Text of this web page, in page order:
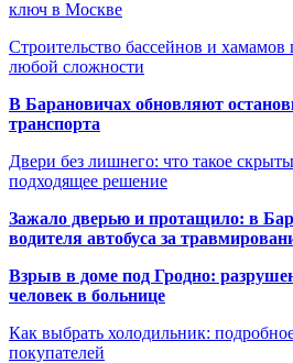
ключ в Москве
Строительство бассейнов и
любой сложности
В Барановичах обновляют
транспорта
Двери без лишнего: что такое
подходящее решение
Зажало дверью и протащило: в
водителя автобуса за
Взрыв в доме под Гродно:
человек в больнице
Как выбрать холодильник:
покупателей